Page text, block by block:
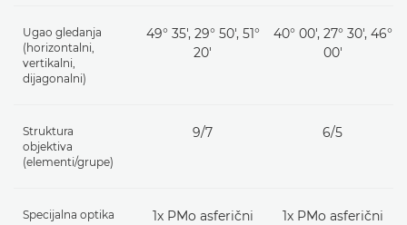
Ugao gledanja
(horizontalni,
vertikalni,
dijagonalni)
49° 35', 29° 50', 51°
20'
40° 00′, 27° 30′, 46°
00′
Struktura
objektiva
(elementi/grupe)
9/7 6/5
Specijalna optika 1x PMo asferični 1x PMo asferični